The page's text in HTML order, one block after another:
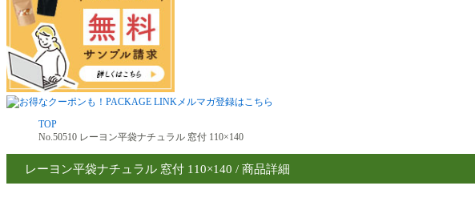
TOP
No.50510 レーヨン平袋ナチュラル 窓付 110×140
レーヨン平袋ナチュラル 窓付 110×140 / 商品詳細